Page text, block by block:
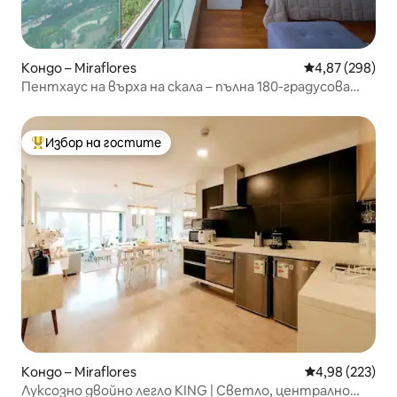
Кондо – Miraflores Средна
4,87 (298)
Пентхаус на върха на скала – пълна 180-градусова
Най-популярен избор на гостите
Избор на гостите
Кондо – Miraflores Средна
4,98 (223)
Луксозно двойно легло KING | Светло, централно